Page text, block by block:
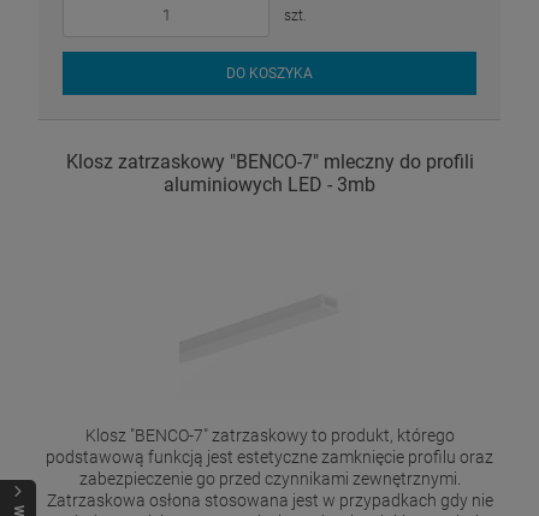
szt.
DO KOSZYKA
Klosz zatrzaskowy "BENCO-7" mleczny do profili
aluminiowych LED - 3mb
Klosz "BENCO-7" zatrzaskowy to produkt, którego
podstawową funkcją jest estetyczne zamknięcie profilu oraz
zabezpieczenie go przed czynnikami zewnętrznymi.
Zatrzaskowa osłona stosowana jest w przypadkach gdy nie